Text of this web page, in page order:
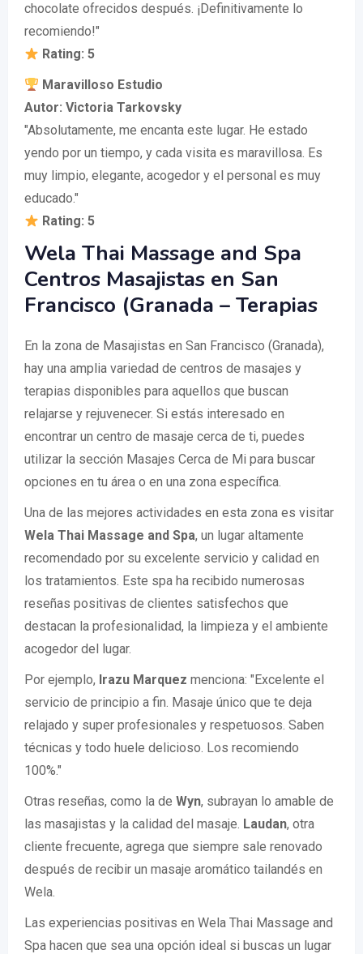
chocolate ofrecidos después. ¡Definitivamente lo
recomiendo!"
Rating: 5
Maravilloso Estudio
Autor: Victoria Tarkovsky
"Absolutamente, me encanta este lugar. He estado
yendo por un tiempo, y cada visita es maravillosa. Es
muy limpio, elegante, acogedor y el personal es muy
educado."
Rating: 5
Wela Thai Massage and Spa
Centros Masajistas en San
Francisco (Granada – Terapias
En la zona de Masajistas en San Francisco (Granada),
hay una amplia variedad de centros de masajes y
terapias disponibles para aquellos que buscan
relajarse y rejuvenecer. Si estás interesado en
encontrar un centro de masaje cerca de ti, puedes
utilizar la sección Masajes Cerca de Mi para buscar
opciones en tu área o en una zona específica.
Una de las mejores actividades en esta zona es visitar
Wela Thai Massage and Spa, un lugar altamente
recomendado por su excelente servicio y calidad en
los tratamientos. Este spa ha recibido numerosas
reseñas positivas de clientes satisfechos que
destacan la profesionalidad, la limpieza y el ambiente
acogedor del lugar.
Por ejemplo, Irazu Marquez menciona: "Excelente el
servicio de principio a fin. Masaje único que te deja
relajado y super profesionales y respetuosos. Saben
técnicas y todo huele delicioso. Los recomiendo
100%."
Otras reseñas, como la de Wyn, subrayan lo amable de
las masajistas y la calidad del masaje. Laudan, otra
cliente frecuente, agrega que siempre sale renovado
después de recibir un masaje aromático tailandés en
Wela.
Las experiencias positivas en Wela Thai Massage and
Spa hacen que sea una opción ideal si buscas un lugar